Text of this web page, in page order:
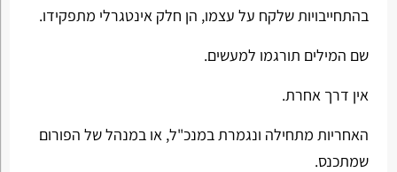
בהתחייבויות שלקח על עצמו, הן חלק אינטגרלי מתפקידו.
שם המילים תורגמו למעשים.
אין דרך אחרת.
האחריות מתחילה ונגמרת במנכ"ל, או במנהל של הפורום
שמתכנס.